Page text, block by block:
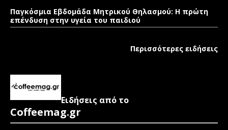
Παγκόσμια Εβδομάδα Μητρικού Θηλασμού: Η πρώτη
επένδυση στην υγεία του παιδιού
Περισσότερες ειδήσεις
Ειδήσεις από το
Coffeemag.gr